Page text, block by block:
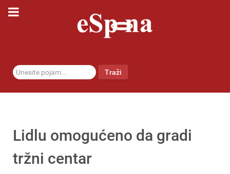
traži... Traži
Lidlu omogućeno da gradi
tržni centar